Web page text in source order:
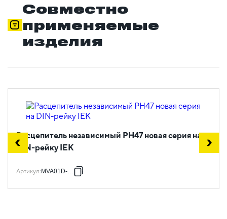
Совместно
применяемые
изделия
Расцепитель независимый РН47 новая серия на
DIN-рейку IEK
Артикул:MVA01D-RN